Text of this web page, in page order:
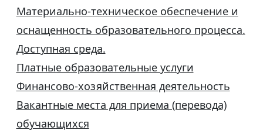
Материально-техническое обеспечение и
оснащенность образовательного процесса.
Доступная среда.
Платные образовательные услуги
Финансово-хозяйственная деятельность
Вакантные места для приема (перевода)
обучающихся